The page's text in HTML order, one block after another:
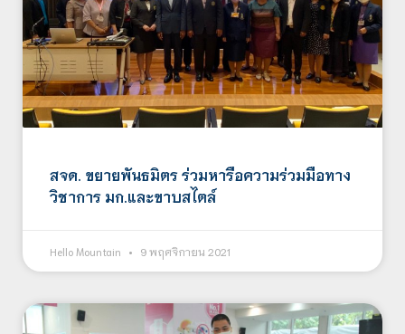
สจด. ขยายพันธมิตร ร่วมหารือความร่วมมือทาง
วิชาการ มก.และขาบสไตล์
Hello Mountain 9 พฤศจิกายน 2021